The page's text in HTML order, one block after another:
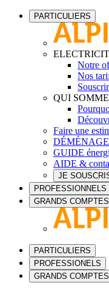
PARTICULIERS
Notre
Nos
QUI
Faire une
GUIDE
AIDE &
JE
PROFESSIONNELS
GRANDS COMPTES
PARTICULIERS
PROFESSIONELS
GRANDS COMPTES